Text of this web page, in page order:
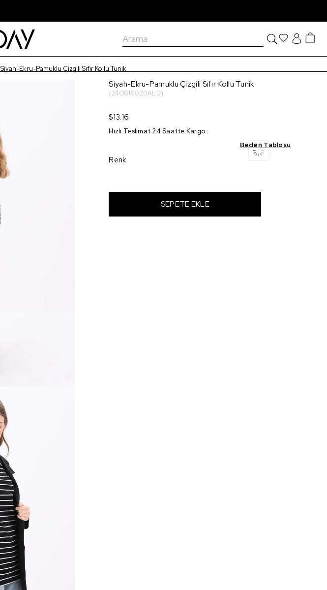
Siyah-Ekru-Pamuklu Çizgili Sıfır Kollu Tunik
Siyah-Ekru-Pamuklu Çizgili Sıfır Kollu Tunik
(24OS16020AL0)
$13.16
Hızlı Teslimat 24 Saatte Kargo :
Beden Tablosu
Renk